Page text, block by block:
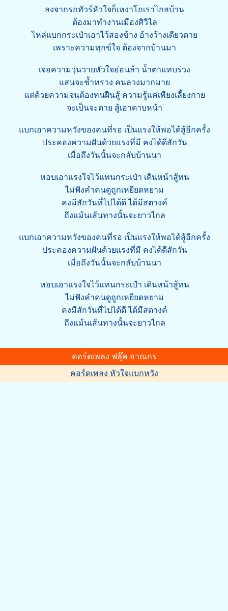
ลงจากรถทัวร์หัวใจก็เหงาโถเราไกลบ้าน
ต้องมาทำงานเมืองศิวิไล
ไหล่แบกกระเป๋าเอาไว้สองข้าง อ้างว้างเดียวดาย
เพราะความทุกข์ใจ ต้องจากบ้านมา
เจอความวุ่นวายหัวใจอ่อนล้า น้ำตาแทบร่วง
แสนจะช้ำทรวง คนลวงมากมาย
แต่ด้วยความจนต้องทนฝืนสู้ ความรู้แค่เพียงเลี้ยงกาย
จะเป็นจะตาย สู้เอาดาบหน้า
แบกเอาความหวังของคนที่รอ เป็นแรงให้พอได้สู้อีกครั้ง
ประคองความฝันด้วยแรงที่มี คงได้ดีสักวัน
เมื่อถึงวันนั้นจะกลับบ้านนา
หอบเอาแรงใจไว้แทนกระเป๋า เดินหน้าสู้ทน
ไม่ฟังคำคนดูถูกเหยียดหยาม
คงมีสักวันที่ไปได้ดี ได้มีสตางค์
ถึงแม้นเส้นทางนั้นจะยาวไกล
แบกเอาความหวังของคนที่รอ เป็นแรงให้พอได้สู้อีกครั้ง
ประคองความฝันด้วยแรงที่มี คงได้ดีสักวัน
เมื่อถึงวันนั้นจะกลับบ้านนา
หอบเอาแรงใจไว้แทนกระเป๋า เดินหน้าสู้ทน
ไม่ฟังคำคนดูถูกเหยียดหยาม
คงมีสักวันที่ไปได้ดี ได้มีสตางค์
ถึงแม้นเส้นทางนั้นจะยาวไกล
คอร์ดเพลง ฟลุ๊ค อาณกร
คอร์ดเพลง หัวใจแบกหวัง